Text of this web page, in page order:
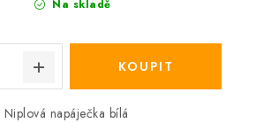
Na skladě
Niplová napáječka bílá